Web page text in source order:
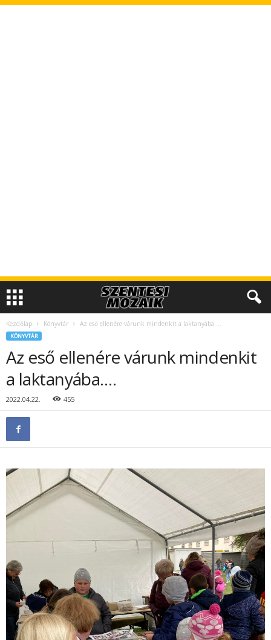
Kezdőlap Könyvtár Az eső ellenére várunk mindenkit a laktanyába….
KÖNYVTÁR
Az eső ellenére várunk mindenkit
a laktanyába….
2022.04.22. 455